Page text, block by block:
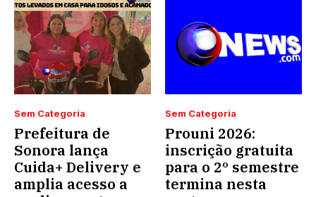
Sem Categoria
Prefeitura de
Sonora lança
Cuida+ Delivery e
amplia acesso a
Sem Categoria
Prouni 2026:
inscrição gratuita
para o 2º semestre
termina nesta